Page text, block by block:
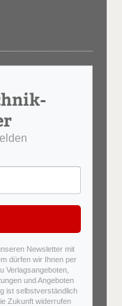
Newsletter mit
dürfen wir Ihnen per
Verlagsangeboten,
und Angeboten
ist selbstverständlich
Zukunft widerrufen